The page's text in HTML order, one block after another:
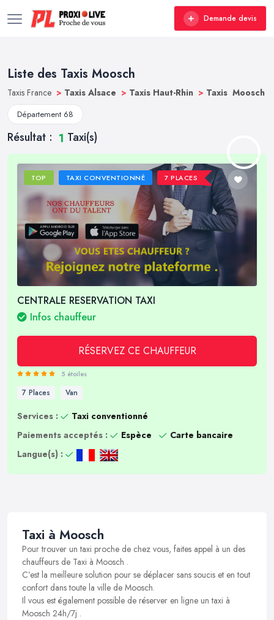
Demande devis
Liste des Taxis Moosch
Taxis France > Taxis Alsace > Taxis Haut-Rhin > Taxis Moosch
Département 68
Résultat : 1 Taxi(s)
TOP TAXI CONVENTIONNÉ 7 PLACES
CENTRALE RESERVATION TAXI
Infos chauffeur
RÉSERVEZ CE CHAUFFEUR
5 étoiles
7 Places Van
Services :
Taxi conventionné
Paiements acceptés :
Espèce
Carte bancaire
Langue(s) :
Taxi à Moosch
Pour trouver un taxi proche de chez vous, faites appel à un des
chauffeurs de Taxi à Moosch .
C’est la meilleure solution pour se déplacer sans soucis et en tout
confort dans toute la ville de Moosch.
Il vous est également possible de réserver en ligne un taxi à
Moosch 24h/7j .